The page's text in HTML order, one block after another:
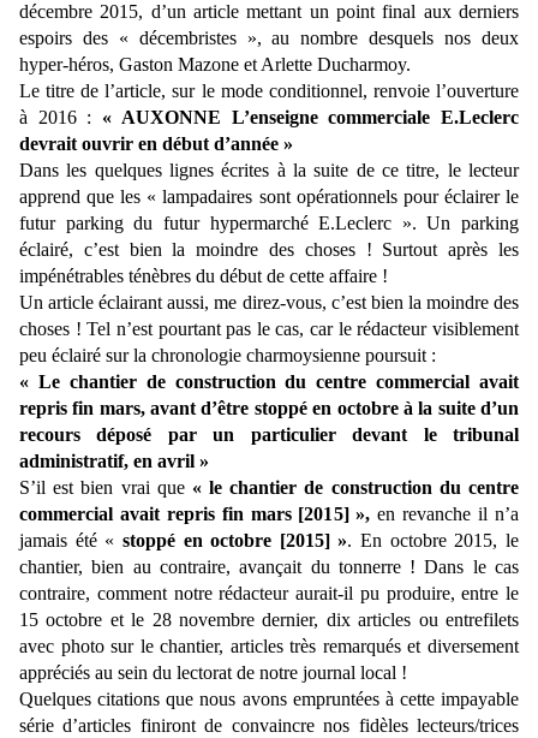
décembre 2015, d’un article mettant un point final aux derniers
espoirs des « décembristes », au nombre desquels nos deux
hyper-héros, Gaston Mazone et Arlette Ducharmoy.
Le titre de l’article, sur le mode conditionnel, renvoie l’ouverture
à 2016 : « AUXONNE L’enseigne commerciale E.Leclerc
devrait ouvrir en début d’année »
Dans les quelques lignes écrites à la suite de ce titre, le lecteur
apprend que les « lampadaires sont opérationnels pour éclairer le
futur parking du futur hypermarché E.Leclerc ». Un parking
éclairé, c’est bien la moindre des choses ! Surtout après les
impénétrables ténèbres du début de cette affaire !
Un article éclairant aussi, me direz-vous, c’est bien la moindre des
choses ! Tel n’est pourtant pas le cas, car le rédacteur visiblement
peu éclairé sur la chronologie charmoysienne poursuit :
« Le chantier de construction du centre commercial avait
repris fin mars, avant d’être stoppé en octobre à la suite d’un
recours déposé par un particulier devant le tribunal
administratif, en avril »
S’il est bien vrai que« le chantier de construction du centre
commercial avait repris fin mars [2015] », en revanche il n’a
jamais été « stoppé en octobre [2015] ». En octobre 2015, le
chantier, bien au contraire, avançait du tonnerre ! Dans le cas
contraire, comment notre rédacteur aurait-il pu produire, entre le
15 octobre et le 28 novembre dernier, dix articles ou entrefilets
avec photo sur le chantier, articles très remarqués et diversement
appréciés au sein du lectorat de notre journal local !
Quelques citations que nous avons empruntées à cette impayable
série d’articles finiront de convaincre nos fidèles lecteurs/trices